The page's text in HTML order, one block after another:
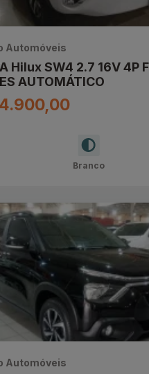
Automóveis
Hilux SW4 2.7 16V 4P
AUTOMÁTICO
Branco
Automóveis